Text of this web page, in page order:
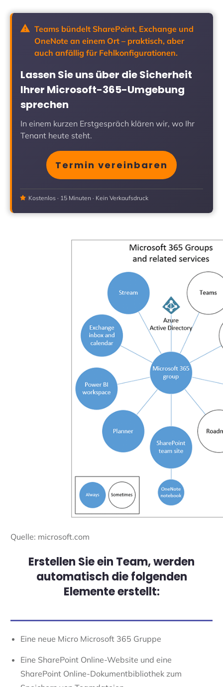
Teams bündelt SharePoint, Exchange und
OneNote an einem Ort – praktisch, aber
auch anfällig für Fehlkonfigurationen.
Lassen Sie uns über die Sicherheit
Ihrer Microsoft-365-Umgebung
sprechen
In einem kurzen Erstgespräch klären wir, wo Ihr
Tenant heute steht.
Termin vereinbaren
Kostenlos · 15 Minuten · Kein Verkaufsdruck
Quelle: microsoft.com
Erstellen Sie ein Team, werden
automatisch die folgenden
Elemente erstellt:
Eine neue Micro Microsoft 365 Gruppe
Eine SharePoint Online-Website und eine
SharePoint Online-Dokumentbibliothek zum